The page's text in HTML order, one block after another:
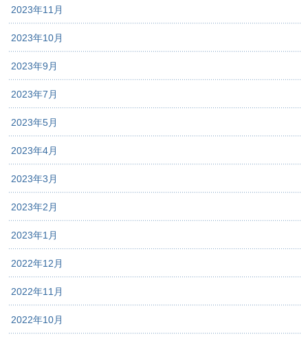
2023年11月
2023年10月
2023年9月
2023年7月
2023年5月
2023年4月
2023年3月
2023年2月
2023年1月
2022年12月
2022年11月
2022年10月